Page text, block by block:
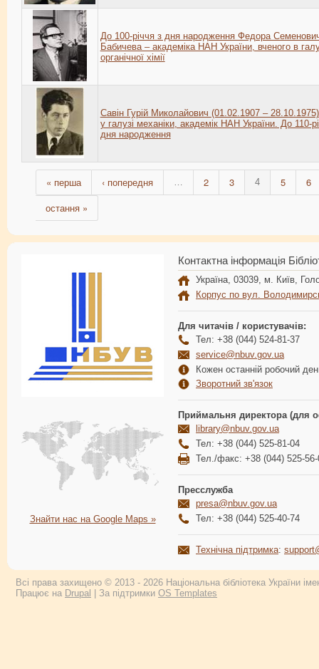
До 100-річчя з дня народження Федора
Бабичева – академіка НАН України, вченого в
органічної хімії
Савін Гурій Миколайович (01.02.1907 –
у галузі механіки, академік НАН України. До 110-
дня народження
« перша ‹ попередня 2 3 4 5
6
остання »
Знайти нас на Google Maps »
Контактна інформація
Україна, 03039, м. Київ,
Корпус по вул.
Для читачів / користувачів:
Тел: +38 (044) 524-81-37
service@nbuv.gov.ua
Кожен останній робочий
Зворотний зв'язок
Приймальня директора (для
library@nbuv.gov.ua
Тел: +38 (044) 525-81-04
Тел./факс: +38 (044) 525-56-
Пресслужба
presa@nbuv.gov.ua
Тел: +38 (044) 525-40-74
Технічна підтримка:
Всі права захищено © 2013 - 2026 Національна бібліотека України
Працює на Drupal | За підтримки OS Templates